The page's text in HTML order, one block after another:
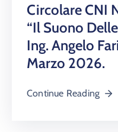
Circolare CNI
“Il Suono
Ing. Angelo
Marzo 2026.
Continue Reading